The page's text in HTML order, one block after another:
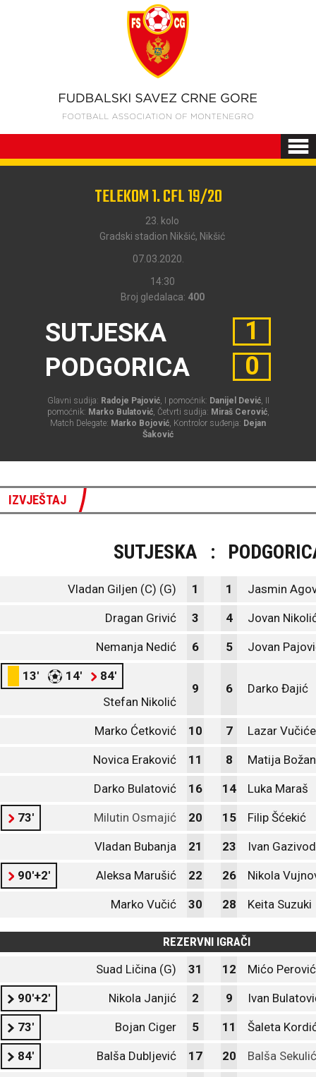
TELEKOM 1. CFL 19/20
23. kolo
Gradski stadion Nikšić, Nikšić
07.03.2020.
14:30
Broj gledalaca: 400
SUTJESKA
PODGORICA
1
0
Glavni sudija: Radoje Pajović, I pomoćnik: Danijel Dević, II
pomoćnik: Marko Bulatović, Četvrti sudija: Miraš Cerović,
Match Delegate: Marko Bojović, Kontrolor suđenja: Dejan
Šaković
IZVJEŠTAJ
SUTJESKA :
Vladan Giljen (C) (G) 1 1 Jasmin
Dragan Grivić 3 4 Jovan
Nemanja Nedić 6 5 Jovan
13' 14'
84'
Stefan Nikolić
9 6 Darko Đajić
Marko Ćetković 10 7 Lazar
Novica Eraković 11 8 Matija
Darko Bulatović 16 14 Luka Maraš
73' Milutin Osmajić 20 15 Filip Šćekić
Vladan Bubanja 21 23 Ivan
90'+2' Aleksa Marušić 22 26 Nikola
Marko Vučić 30 28 Keita Suzuki
REZERVNI IGRAČI
Suad Ličina (G)
31 12 Mićo
90'+2' Nikola Janjić 2 9 Ivan
73' Bojan Ciger 5 11 Šaleta
84' Balša Dubljević 17 20 Balša Sekulić